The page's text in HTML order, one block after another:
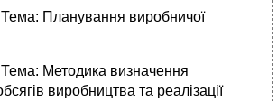
Планування виробничої
Методика визначення
виробництва та реалізації